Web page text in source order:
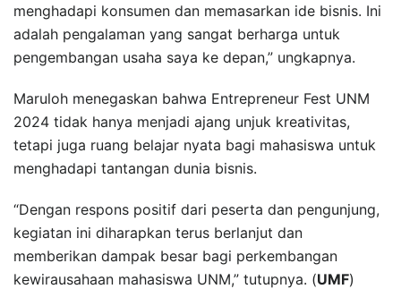
menghadapi konsumen dan memasarkan ide bisnis. Ini
adalah pengalaman yang sangat berharga untuk
pengembangan usaha saya ke depan,” ungkapnya.
Maruloh menegaskan bahwa Entrepreneur Fest UNM
2024 tidak hanya menjadi ajang unjuk kreativitas,
tetapi juga ruang belajar nyata bagi mahasiswa untuk
menghadapi tantangan dunia bisnis.
“Dengan respons positif dari peserta dan pengunjung,
kegiatan ini diharapkan terus berlanjut dan
memberikan dampak besar bagi perkembangan
kewirausahaan mahasiswa UNM,” tutupnya. (UMF)